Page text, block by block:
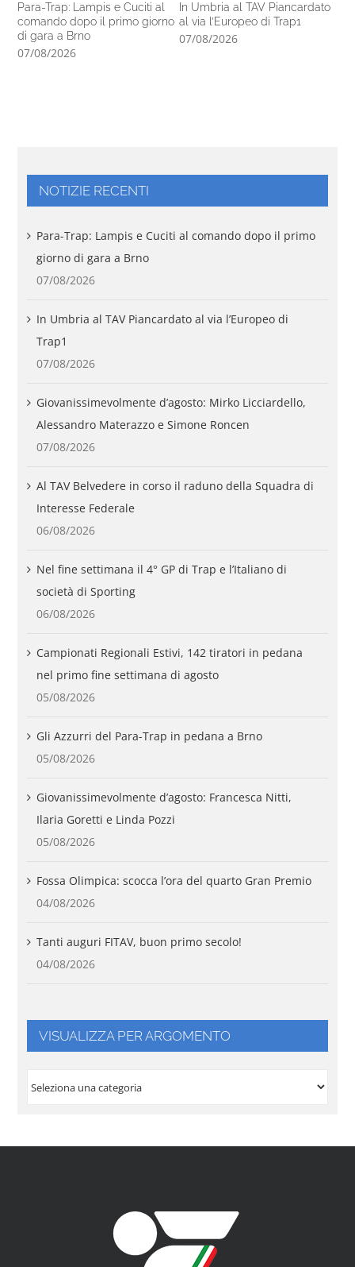
Para-Trap: Lampis e Cuciti al
comando dopo il primo giorno
di gara a Brno
07/08/2026
In Umbria al TAV Piancardato
al via l’Europeo di Trap1
07/08/2026
NOTIZIE RECENTI
Para-Trap: Lampis e Cuciti al comando dopo il primo
giorno di gara a Brno
07/08/2026
In Umbria al TAV Piancardato al via l’Europeo di
Trap1
07/08/2026
Giovanissimevolmente d’agosto: Mirko Licciardello,
Alessandro Materazzo e Simone Roncen
07/08/2026
Al TAV Belvedere in corso il raduno della Squadra di
Interesse Federale
06/08/2026
Nel fine settimana il 4° GP di Trap e l’Italiano di
società di Sporting
06/08/2026
Campionati Regionali Estivi, 142 tiratori in pedana
nel primo fine settimana di agosto
05/08/2026
Gli Azzurri del Para-Trap in pedana a Brno
05/08/2026
Giovanissimevolmente d’agosto: Francesca Nitti,
Ilaria Goretti e Linda Pozzi
05/08/2026
Fossa Olimpica: scocca l’ora del quarto Gran Premio
04/08/2026
Tanti auguri FITAV, buon primo secolo!
04/08/2026
VISUALIZZA PER ARGOMENTO